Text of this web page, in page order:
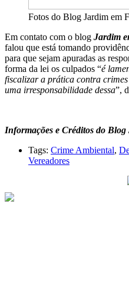
Fotos do Blog Jardim em
Em contato com o blog Jardim
falou que está tomando
para que sejam apuradas as
forma da lei os culpados “é
fiscalizar a prática contra
uma irresponsabilidade dessa”,
Informações e Créditos do
Tags: Crime Ambiental,
Vereadores